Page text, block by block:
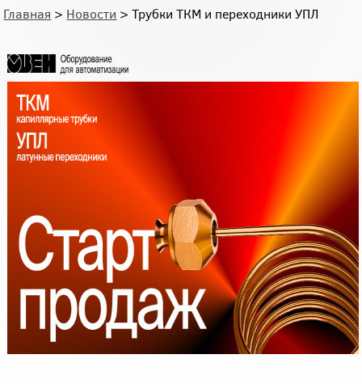
Главная > Новости > Трубки ТКМ и переходники УПЛ